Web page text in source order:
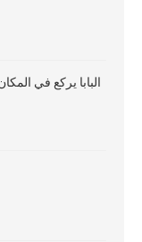
البابا يركع في